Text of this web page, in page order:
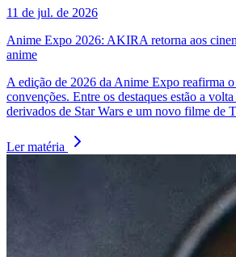
11 de jul. de 2026
Anime Expo 2026: AKIRA retorna aos
anime
A edição de 2026 da Anime Expo reafirma
convenções. Entre os destaques estão a
derivados de Star Wars e um novo filme de
Ler matéria